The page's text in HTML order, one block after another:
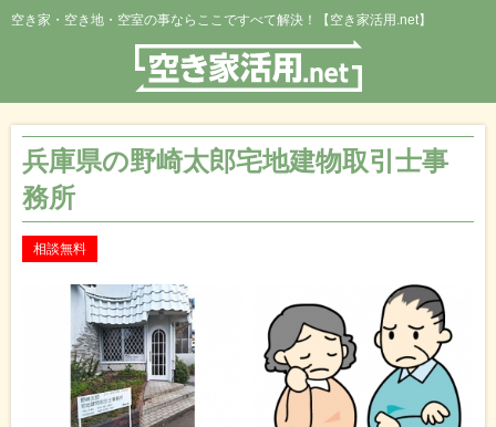
空き家・空き地・空室の事ならここですべて解決！【空き家活用.net】
兵庫県の野崎太郎宅地建物取引士事
務所
相談無料